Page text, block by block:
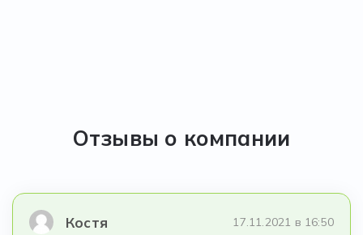
Отзывы о компании
Костя 17.11.2021 в 16:50